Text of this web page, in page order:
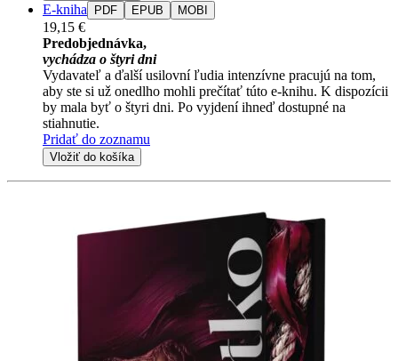
E-kniha PDF EPUB MOBI
19,15 €
Predobjednávka,
vychádza o štyri dni
Vydavateľ a ďalší usilovní ľudia intenzívne pracujú na tom,
aby ste si už onedlho mohli prečítať túto e-knihu. K dispozícii
by mala byť o štyri dni. Po vyjdení ihneď dostupné na
stiahnutie.
Pridať do zoznamu
Vložiť do košíka